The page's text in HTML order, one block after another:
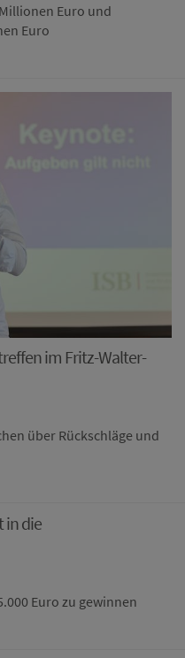
Euro und
Euro
im Fritz-Walter-
über Rückschläge und
in die
Euro zu gewinnen